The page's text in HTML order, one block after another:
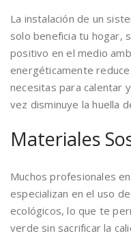
La instalación de un
solo beneficia tu hogar,
positivo en el medio
energéticamente
necesitas para calentar
vez disminuye la huella
Materiales
Muchos profesionales
especializan en el uso
ecológicos, lo que te
verde sin sacrificar la